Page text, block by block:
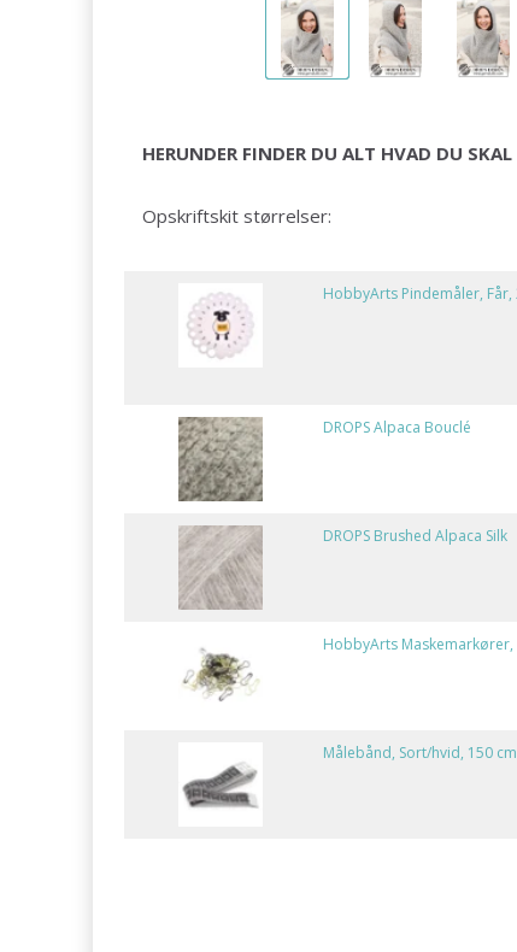
HERUNDER FINDER DU ALT HVAD DU
Opskriftskit størrelser:
HobbyArts Pindemåler, Får,
DROPS Alpaca Bouclé
DROPS Brushed Alpaca Silk
HobbyArts Maskemarkører,
Målebånd, Sort/hvid, 150 cm